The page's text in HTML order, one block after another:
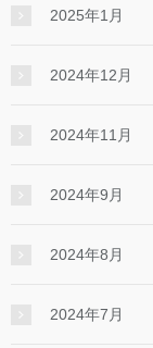
2025年1月
2024年12月
2024年11月
2024年9月
2024年8月
2024年7月